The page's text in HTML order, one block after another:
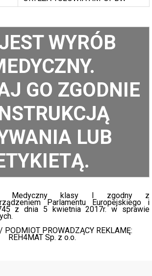
WYRÓB
GO ZGODNIE
LUB
Medyczny klasy I zgodny z
Parlamentu Europejskiego i
z dnia 5 kwietnia 2017r. w sprawie
PODMIOT PROWADZĄCY REKLAMĘ:
REH4MAT Sp. z o.o.